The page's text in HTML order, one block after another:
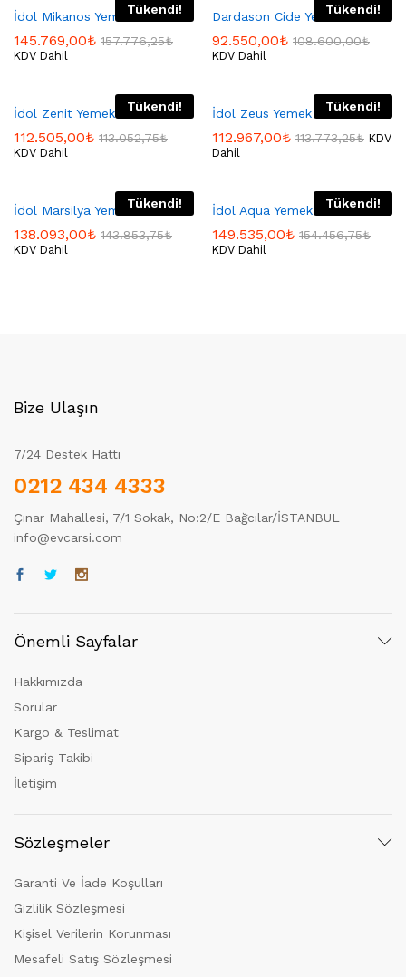
Tükendi!
İdol Mikanos Yemek Odası
145.769,00₺ 157.776,25₺
KDV Dahil
Tükendi!
Dardason Cide Yemek Odası
92.550,00₺ 108.600,00₺
KDV Dahil
Tükendi!
İdol Zenit Yemek Odası
112.505,00₺ 113.052,75₺
KDV Dahil
Tükendi!
İdol Zeus Yemek Odası
112.967,00₺ 113.773,25₺ KDV
Dahil
Tükendi!
İdol Marsilya Yemek Odası
138.093,00₺ 143.853,75₺
KDV Dahil
Tükendi!
İdol Aqua Yemek Odası
149.535,00₺ 154.456,75₺
KDV Dahil
Bize Ulaşın
7/24 Destek Hattı
0212 434 4333
Çınar Mahallesi, 7/1 Sokak, No:2/E Bağcılar/İSTANBUL
info@evcarsi.com
Önemli Sayfalar
Hakkımızda
Sorular
Kargo & Teslimat
Sipariş Takibi
İletişim
Sözleşmeler
Garanti Ve İade Koşulları
Gizlilik Sözleşmesi
Kişisel Verilerin Korunması
Mesafeli Satış Sözleşmesi